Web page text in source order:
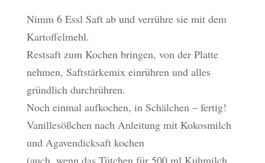
Nimm 6 Essl Saft ab und verrühre sie mit dem
Kartoffelmehl.
Restsaft zum Kochen bringen, von der Platte
nehmen, Saftstärkemix einrühren und alles
gründlich durchrühren.
Noch einmal aufkochen, in Schälchen – fertig!
Vanillesößchen nach Anleitung mit Kokosmilch
und Agavendicksaft kochen
(auch, wenn das Tütchen für 500 ml Kuhmilch